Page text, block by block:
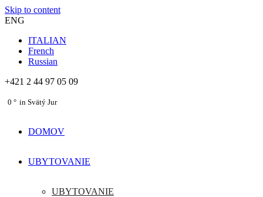
Skip to content
ENG
ITALIAN
French
Russian
+421 2 44 97 05 09
0 in Svätý Jur
DOMOV
UBYTOVANIE
UBYTOVANIE